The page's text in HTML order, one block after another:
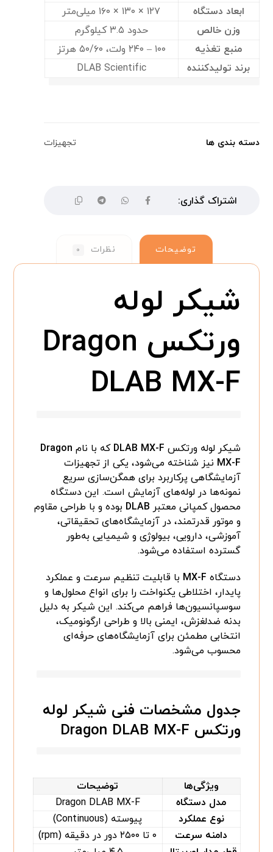
ابعاد دستگاه
۱۲۷ × ۱۳۰ × ۱۶۰ میلی‌متر
وزن خالص
حدود ۳.۵ کیلوگرم
منبع تغذیه
۱۰۰ – ۲۴۰ ولت، ۵۰/۶۰ هرتز
برند تولیدکننده
DLAB Scientific
دسته بندی ها تجهیزات
توضیحات نظرات ۰
شیکر لوله
ورتکس Dragon
DLAB MX-F
شیکر لوله ورتکس DLAB MX-F که با نام Dragon
MX-F نیز شناخته می‌شود، یکی از تجهیزات
آزمایشگاهی پرکاربرد برای همگن‌سازی سریع
نمونه‌ها در لوله‌های آزمایش است. این دستگاه
محصول کمپانی معتبر DLAB بوده و با طراحی مقاوم
و موتور قدرتمند، در آزمایشگاه‌های تحقیقاتی،
آموزشی، دارویی، بیولوژی و شیمیایی به‌طور
گسترده استفاده می‌شود.
دستگاه MX-F با قابلیت تنظیم سرعت و عملکرد
پایدار، اختلاطی یکنواخت را برای انواع محلول‌ها و
سوسپانسیون‌ها فراهم می‌کند. این شیکر به دلیل
بدنه ضدلغزش، ایمنی بالا و طراحی ارگونومیک،
انتخابی مطمئن برای آزمایشگاه‌های حرفه‌ای
محسوب می‌شود.
جدول مشخصات فنی شیکر لوله
ورتکس Dragon DLAB MX-F
ویژگی‌ها
توضیحات
مدل دستگاه
Dragon DLAB MX-F
نوع عملکرد
پیوسته (Continuous)
دامنه سرعت
۰ تا ۲۵۰۰ دور در دقیقه (rpm)